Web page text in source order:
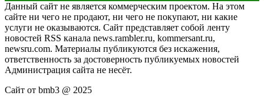
Данный сайт не является коммерческим проектом. На этом
сайте ни чего не продают, ни чего не покупают, ни какие
услуги не оказываются. Сайт представляет собой ленту
новостей RSS канала news.rambler.ru, kommersant.ru,
newsru.com. Материалы публикуются без искажения,
ответственность за достоверность публикуемых новостей
Администрация сайта не несёт.
Сайт от bmb3 @ 2025